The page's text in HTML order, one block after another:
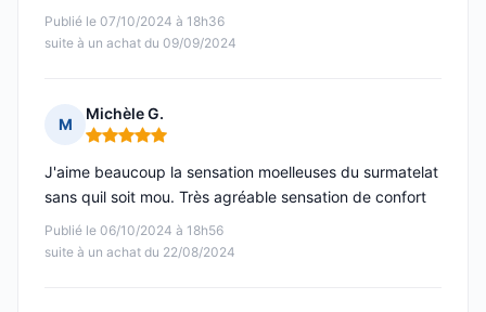
Publié le 07/10/2024 à 18h36
suite à un achat du 09/09/2024
M
Michèle G.
Note : 5 sur 5
Publié le 06/10/2024 à 18h56
suite à un achat du 22/08/2024
J'aime beaucoup la sensation moelleuses du surmatelat
sans quil soit mou. Très agréable sensation de confort